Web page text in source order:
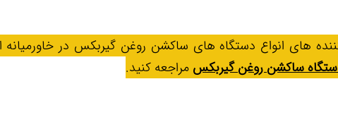
های انواع دستگاه های ساکشن روغن گیربکس در
ساکشن روغن گیربکسمراجعه کنید.